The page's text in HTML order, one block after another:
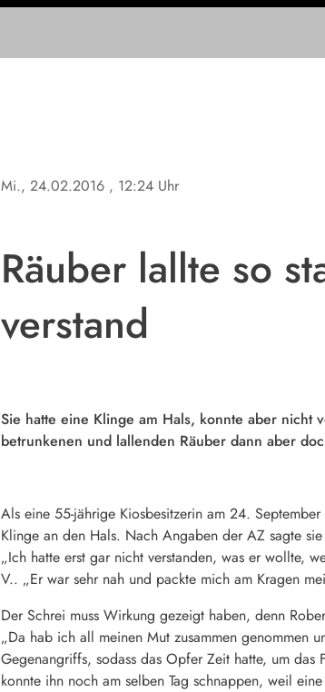
Mi., 24.02.2016 , 12:24 Uhr
Räuber lallte so
verstand
Sie hatte eine Klinge am Hals, konnte aber
betrunkenen und lallenden Räuber dann aber
Als eine 55-jährige Kiosbesitzerin am 24.
Klinge an den Hals. Nach Angaben der AZ sagte
„Ich hatte erst gar nicht verstanden, was er wollte,
V.. „Er war sehr nah und packte mich am Kragen
Der Schrei muss Wirkung gezeigt haben, denn
„Da hab ich all meinen Mut zusammen genommen
Gegenangriffs, sodass das Opfer Zeit hatte, um
konnte ihn noch am selben Tag schnappen, weil